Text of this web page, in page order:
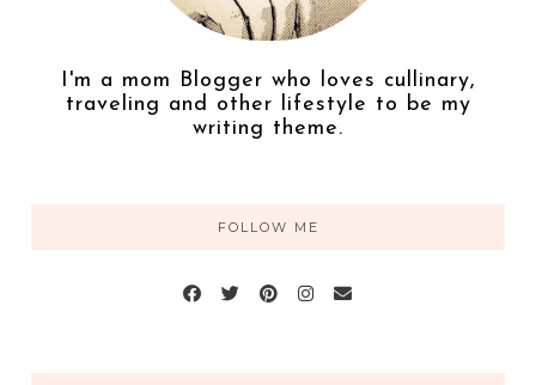
I'm a mom Blogger who loves cullinary,
traveling and other lifestyle to be my
writing theme.
FOLLOW ME